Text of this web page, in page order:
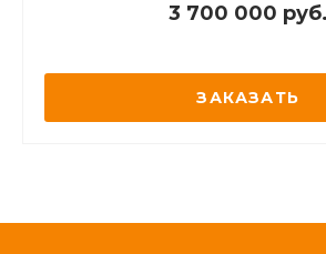
3 700 000 руб.
ЗАКАЗАТЬ